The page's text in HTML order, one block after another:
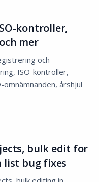
kontroller,
mer
och
ISO-kontroller,
årshjul
bulk edit for
list bug fixes